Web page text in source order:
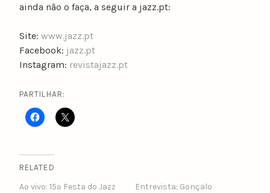
ainda não o faça, a seguir a jazz.pt:
Site: www.jazz.pt
Facebook: jazz.pt
Instagram: revistajazz.pt
PARTILHAR:
RELATED
Ao vivo: 15ª Festa do Jazz
Entrevista: Gonçalo